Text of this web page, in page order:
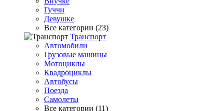
Гуччи
Девушке
Все категории (23)
Транспорт
Автомобили
Грузовые машины
Мотоциклы
Квадроциклы
Автобусы
Поезда
Самолеты
Все категории (11)